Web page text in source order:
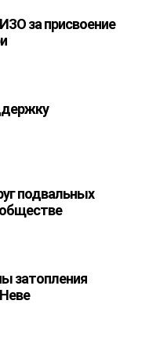
за присвоение
подвальных
затопления